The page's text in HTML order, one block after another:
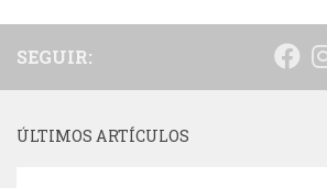
SEGUIR:
ÚLTIMOS ARTÍCULOS